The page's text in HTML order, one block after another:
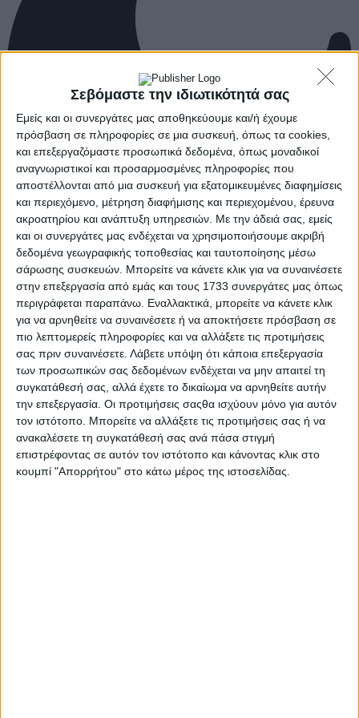
Σεβόμαστε την ιδιωτικότητά σας
Εμείς και οι συνεργάτες μας αποθηκεύουμε και/ή έχουμε
πρόσβαση σε πληροφορίες σε μια συσκευή, όπως τα cookies,
και επεξεργαζόμαστε προσωπικά δεδομένα, όπως μοναδικοί
αναγνωριστικοί και προσαρμοσμένες πληροφορίες που
αποστέλλονται από μια συσκευή για εξατομικευμένες διαφημίσεις
και περιεχόμενο, μέτρηση διαφήμισης και περιεχομένου, έρευνα
ακροατηρίου και ανάπτυξη υπηρεσιών. Με την άδειά σας, εμείς
και οι συνεργάτες μας ενδέχεται να χρησιμοποιήσουμε ακριβή
δεδομένα γεωγραφικής τοποθεσίας και ταυτοποίησης μέσω
σάρωσης συσκευών. Μπορείτε να κάνετε κλικ για να συναινέσετε
στην επεξεργασία από εμάς και τους 1733 συνεργάτες μας όπως
περιγράφεται παραπάνω. Εναλλακτικά, μπορείτε να κάνετε κλικ
για να αρνηθείτε να συναινέσετε ή να αποκτήσετε πρόσβαση σε
πιο λεπτομερείς πληροφορίες και να αλλάξετε τις προτιμήσεις
σας πριν συναινέσετε. Λάβετε υπόψη ότι κάποια επεξεργασία
των προσωπικών σας δεδομένων ενδέχεται να μην απαιτεί τη
συγκατάθεσή σας, αλλά έχετε το δικαίωμα να αρνηθείτε αυτήν
την επεξεργασία. Οι προτιμήσεις σαςθα ισχύουν μόνο για αυτόν
τον ιστότοπο. Μπορείτε να αλλάξετε τις προτιμήσεις σας ή να
ανακαλέσετε τη συγκατάθεσή σας ανά πάσα στιγμή
επιστρέφοντας σε αυτόν τον ιστότοπο και κάνοντας κλικ στο
κουμπί "Απορρήτου" στο κάτω μέρος της ιστοσελίδας.